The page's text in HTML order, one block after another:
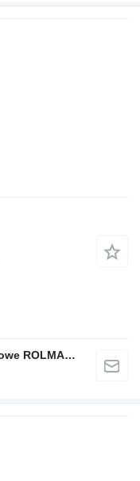
Przedsiębiorstwo Produkcyjno-Handlowe ROLMAPOL Marcin Dziekan